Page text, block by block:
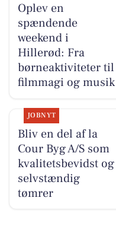
Oplev en
spændende
weekend i
Hillerød: Fra
børneaktiviteter til
filmmagi og musik
JOBNYT
Bliv en del af la
Cour Byg A/S som
kvalitetsbevidst og
selvstændig
tømrer